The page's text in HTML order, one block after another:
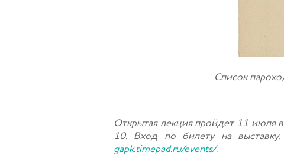
Список
Открытая лекция пройдет 11 июля
10. Вход по билету на выставку,
gapk.timepad.ru/events/.